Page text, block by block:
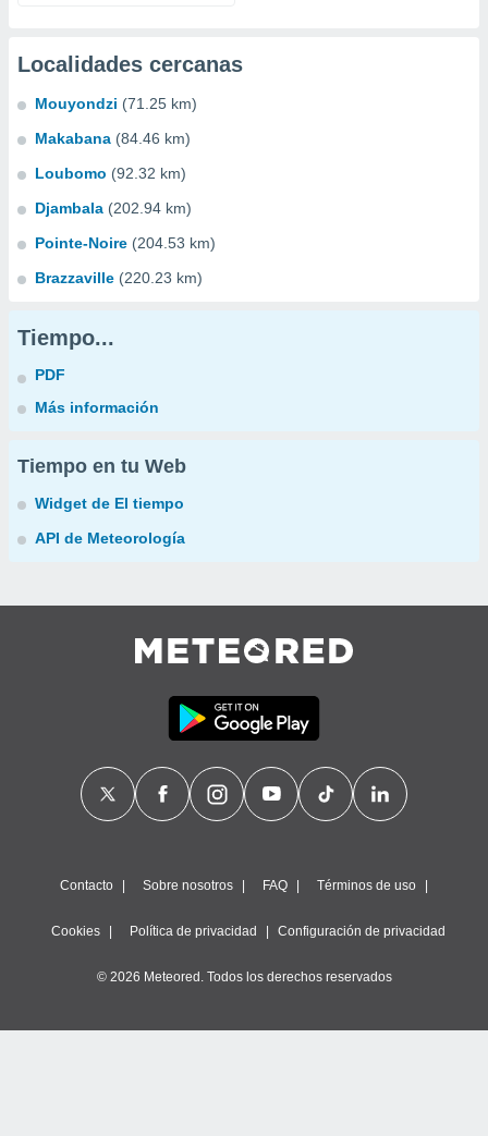
Localidades cercanas
Mouyondzi (71.25 km)
Makabana (84.46 km)
Loubomo (92.32 km)
Djambala (202.94 km)
Pointe-Noire (204.53 km)
Brazzaville (220.23 km)
Tiempo...
PDF
Más información
Tiempo en tu Web
Widget de El tiempo
API de Meteorología
Contacto Sobre nosotros FAQ Términos de uso
Cookies Política de privacidad Configuración de privacidad
© 2026 Meteored. Todos los derechos reservados